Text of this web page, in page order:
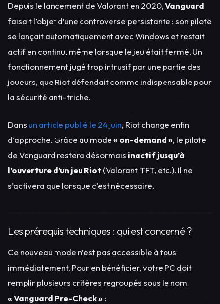
Depuis le lancement de Valorant en 2020,Vanguard
faisait l’objet d’une controverse persistante : son pilote
se lançait automatiquement avec Windows et restait
actif en continu, même lorsque le jeu était fermé. Un
fonctionnement jugé trop intrusif par une partie des
joueurs, que Riot défendait comme indispensable pour
la sécurité anti-triche.
Dans un article publié le 24 juin, Riot change enfin
d’approche. Grâce au mode« on-demand », le pilote
de Vanguard restera désormais inactif jusqu’à
l’ouverture d’un jeu Riot(Valorant, TFT, etc.). Il ne
s’activera que lorsque c’est nécessaire.
Les prérequis techniques : qui est concerné ?
Ce nouveau mode n’est pas accessible à tous
immédiatement. Pour en bénéficier, votre PC doit
remplir plusieurs critères regroupés sous le nom
« Vanguard Pre-Check » :